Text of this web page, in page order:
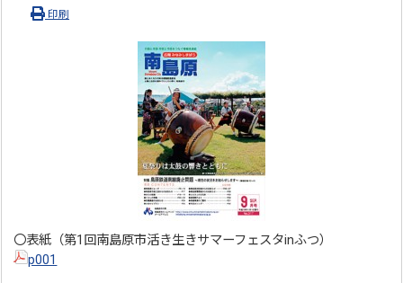
印刷
〇表紙（第1回南島原市活き生きサマーフェスタinふつ）
p001